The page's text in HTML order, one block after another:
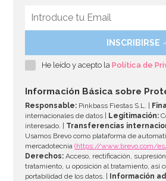
INSCRIBIRSE
He leído y acepto laPolítica de
Información Básica sobre
Responsable: Pinkbass Fiestas S.L. |
internacionales de datos | Legitimación:
interesado. | Transferencias
Usamos Brevo como plataforma de
mercadotecnia(https://www.brevo.com/
Derechos: Acceso, rectificación,
tratamiento, u oposición al tratamiento, así
portabilidad de los datos. | Información